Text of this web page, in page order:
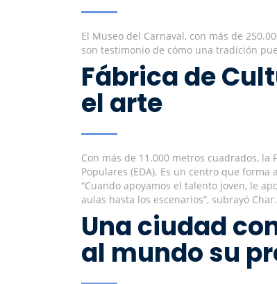
El Museo del Carnaval, con más de
son testimonio de cómo una tradición
Fábrica de
el arte
Con más de 11.000 metros cuadrados,
Populares (EDA). Es un centro que
“Cuando apoyamos el talento joven, le
aulas hasta los escenarios”, subrayó Char.
Una ciudad
al mundo su